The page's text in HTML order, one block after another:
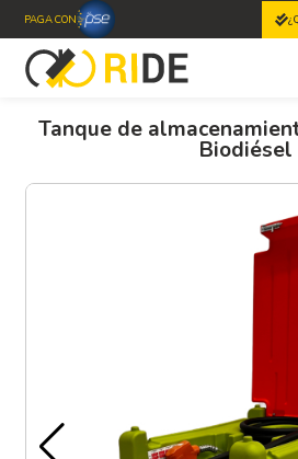
PAGA CON
Tanque de
Biodiésel